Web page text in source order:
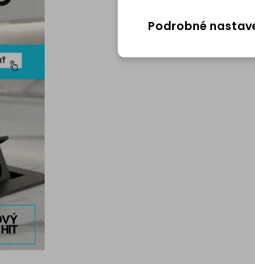
Podrobné